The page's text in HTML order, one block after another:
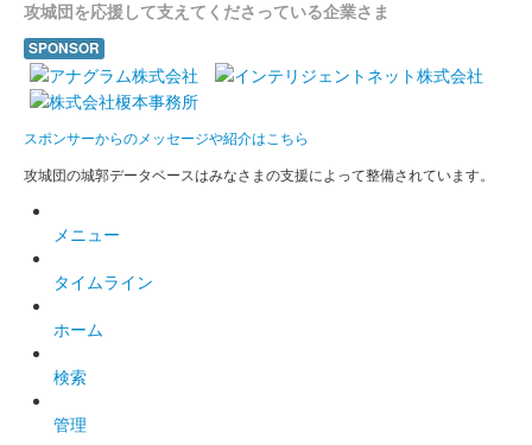
姫路城 御城印
配布終了
姫路城三の丸広場で行われた姫路城ライトアップイベント「 鏡
ー参加者や対象宿泊施設に宿泊した人がもらえるクリア御城印を
合わせると特別な御城印が完……
姫路城 御城印
姫路城 御城印
攻城団を応援して支えてくださっている企業さま
SPONSOR
スポンサーからのメッセージや紹介はこちら
攻城団の城郭データベースはみなさまの支援によって整備されています。
メニュー
タイムライン
ホーム
検索
管理